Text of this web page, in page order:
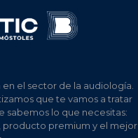
el sector de la audiología.
que te vamos a tratar
sabemos lo que necesitas:
producto premium y el mejor